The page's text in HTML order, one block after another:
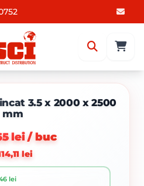
3.5 x 2000 x 2500
mm
lei / buc
lei
lei